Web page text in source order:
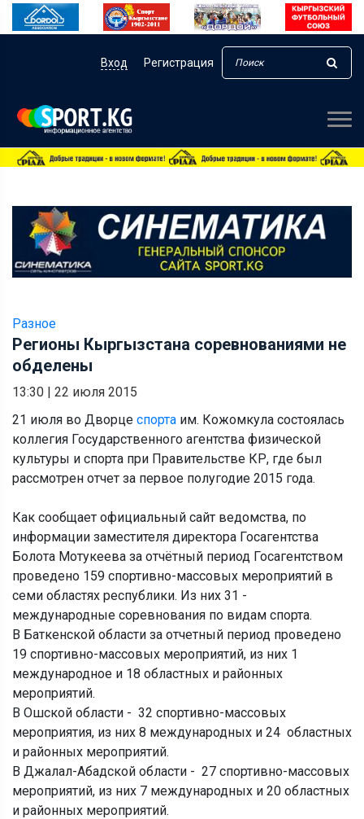
Вход Регистрация
Разное
Регионы Кыргызстана соревнованиями не
обделены
13:30 | 22 июля 2015
21 июля во Дворце спорта им. Кожомкула состоялась
коллегия Государственного агентства физической
культуры и спорта при Правительстве КР, где был
рассмотрен отчет за первое полугодие 2015 года.
Как сообщает официальный сайт ведомства, по
информации заместителя директора Госагентства
Болота Мотукеева за отчётный период Госагентством
проведено 159 спортивно-массовых мероприятий в
семи областях республики. Из них 31 -
международные соревнования по видам спорта.
В Баткенской области за отчетный период проведено
19 спортивно-массовых мероприятий, из них 1
международное и 18 областных и районных
мероприятий.
В Ошской области - 32 спортивно-массовых
мероприятия, из них 8 международных и 24 областных
и районных мероприятий.
В Джалал-Абадской области - 27 спортивно-массовых
мероприятий, из них 7 международных и 20 областных
и районных мероприятий.